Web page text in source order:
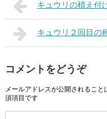
キュウリの植え付
キュウリ２回目の
コメントをどうぞ
メールアドレスが公開されること
須項目です